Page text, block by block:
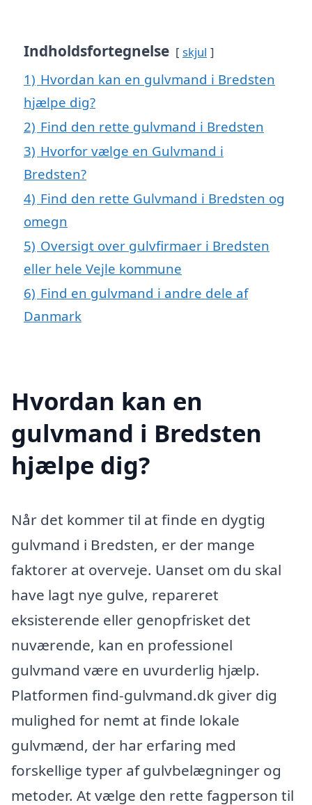
Indholdsfortegnelse skjul
1) Hvordan kan en gulvmand i Bredsten
hjælpe dig?
2) Find den rette gulvmand i Bredsten
3) Hvorfor vælge en Gulvmand i
Bredsten?
4) Find den rette Gulvmand i Bredsten og
omegn
5) Oversigt over gulvfirmaer i Bredsten
eller hele Vejle kommune
6) Find en gulvmand i andre dele af
Danmark
Hvordan kan en
gulvmand i Bredsten
hjælpe dig?
Når det kommer til at finde en dygtig
gulvmand i Bredsten, er der mange
faktorer at overveje. Uanset om du skal
have lagt nye gulve, repareret
eksisterende eller genopfrisket det
nuværende, kan en professionel
gulvmand være en uvurderlig hjælp.
Platformen find-gulvmand.dk giver dig
mulighed for nemt at finde lokale
gulvmænd, der har erfaring med
forskellige typer af gulvbelægninger og
metoder. At vælge den rette fagperson til